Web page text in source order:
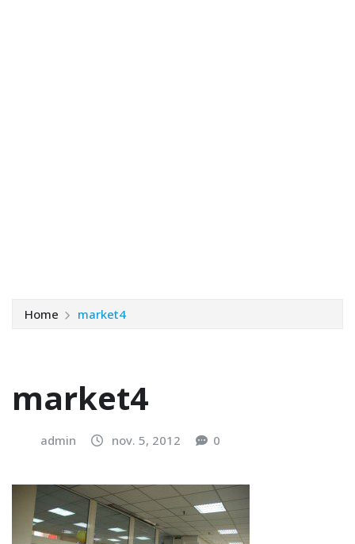
Home market4
market4
admin nov. 5, 2012 0